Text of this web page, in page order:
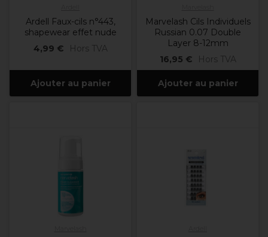
Ardell Faux-cils n°443,
shapewear effet nude
4,99 €
Hors TVA
Ajouter au panier
Marvelash Cils Individuels
Russian 0.07 Double
Layer 8-12mm
16,95 €
Hors TVA
Ajouter au panier